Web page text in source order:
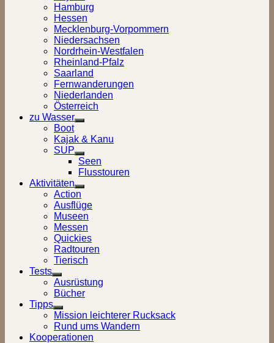
Hamburg
Hessen
Mecklenburg-Vorpommern
Niedersachsen
Nordrhein-Westfalen
Rheinland-Pfalz
Saarland
Fernwanderungen
Niederlanden
Österreich
zu Wasser
Show
sub
menu
Boot
Kajak & Kanu
SUP
Show
sub
menu
Seen
Flusstouren
Aktivitäten
Show
sub
menu
Action
Ausflüge
Museen
Messen
Quickies
Radtouren
Tierisch
Tests
Show
sub
menu
Ausrüstung
Bücher
Tipps
Show
sub
menu
Mission leichterer Rucksack
Rund ums Wandern
Kooperationen